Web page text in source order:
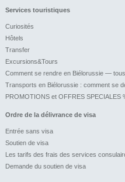
Services touristiques
Curiosités
Hôtels
Transfer
Excursions&Tours
Comment se rendre en Biélorussie —
Transports en Biélorussie : comment se
PROMOTIONS et OFFRES SPECIALES
Ordre de la délivrance de visa
Entrée sans visa
Soutien de visa
Les tarifs des frais des services
Demande du soutien de visa